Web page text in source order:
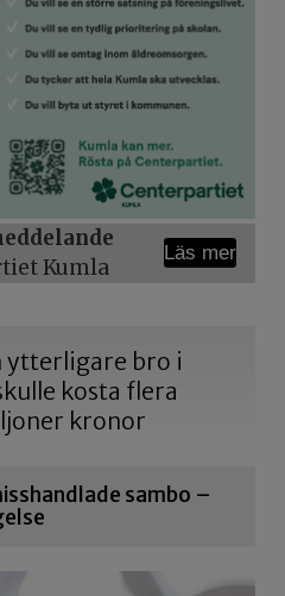
Kumla
Läs mer
ytterligare bro i
kosta flera
kronor
sambo –